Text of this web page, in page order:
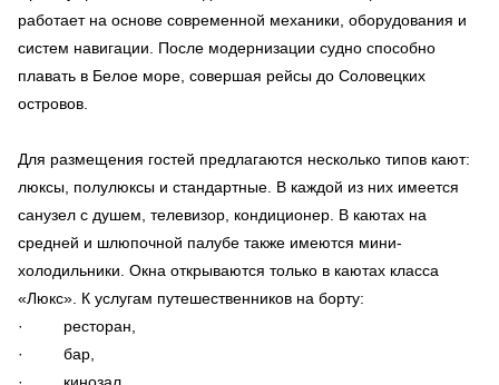
работает на основе современной механики, оборудования и
систем навигации. После модернизации судно способно
плавать в Белое море, совершая рейсы до Соловецких
островов.
Для размещения гостей предлагаются несколько типов кают:
люксы, полулюксы и стандартные. В каждой из них имеется
санузел с душем, телевизор, кондиционер. В каютах на
средней и шлюпочной палубе также имеются мини-
холодильники. Окна открываются только в каютах класса
«Люкс». К услугам путешественников на борту:
· ресторан,
· бар,
· кинозал,